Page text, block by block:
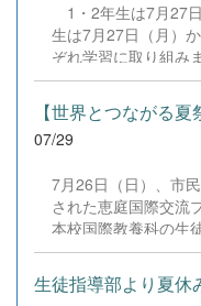
の全国大会出場に
だきました企業の皆
ご声援を寄せてくだ
し上げます。皆様か
励みとなり、全国の
届けることができま
本校演劇部への変わ
す。 &nbsp;
1・2年生は7月27
生は7月27日（月）
ぞれ学習に取り組み
し、これまでの学習
けた学習などに真剣
習で身に付けた学習
に生かし、一人一人
07/29
7月26日（日）、市
された恵庭国際交流
本校国際教養科の生
した！ 会場にはウ
ど多国籍な参加者が
りなどを満喫。浴衣
生徒指導部より夏休